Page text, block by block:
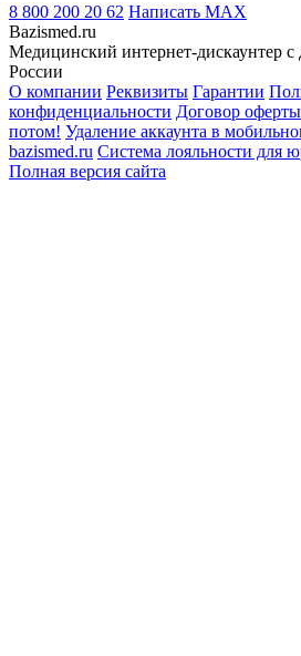
8 800 200 20 62 Написать MAX
Bazismed.ru
Медицинский интернет-дискаунтер с
России
О компании Реквизиты Гарантии
конфиденциальности Договор оферты
потом! Удаление аккаунта в
bazismed.ru Система лояльности для
Полная версия сайта